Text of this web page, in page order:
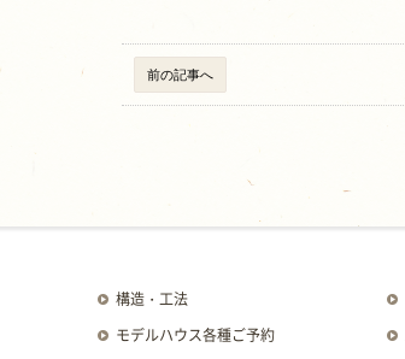
前の記事へ
構造・工法
モデルハウス各種ご予約